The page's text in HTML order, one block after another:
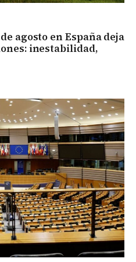
agosto en España deja
inestabilidad,